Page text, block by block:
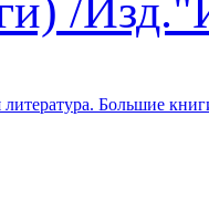
Большие